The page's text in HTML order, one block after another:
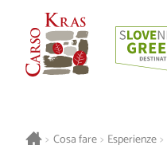
> Cosa fare > Esperienze >